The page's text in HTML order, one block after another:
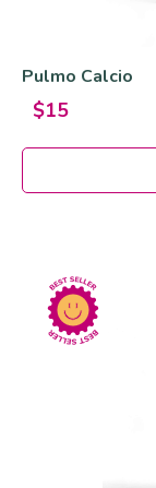
Pulmo Calcio
$15